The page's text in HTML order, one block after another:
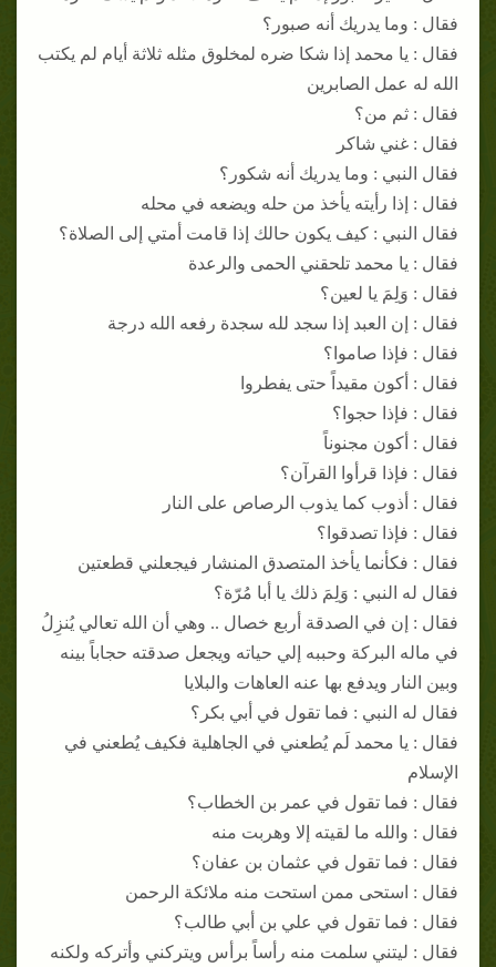
فقال : وما يدريك أنه صبور؟
فقال : يا محمد إذا شكا ضره لمخلوق مثله ثلاثة أيام لم يكتب
الله له عمل الصابرين
فقال : ثم من؟
فقال : غني شاكر
فقال النبي : وما يدريك أنه شكور؟
فقال : إذا رأيته يأخذ من حله ويضعه في محله
فقال النبي : كيف يكون حالك إذا قامت أمتي إلى الصلاة؟
فقال : يا محمد تلحقني الحمى والرعدة
فقال : وَلِمَ يا لعين؟
فقال : إن العبد إذا سجد لله سجدة رفعه الله درجة
فقال : فإذا صاموا؟
فقال : أكون مقيداً حتى يفطروا
فقال : فإذا حجوا؟
فقال : أكون مجنوناً
فقال : فإذا قرأوا القرآن؟
فقال : أذوب كما يذوب الرصاص على النار
فقال : فإذا تصدقوا؟
فقال : فكأنما يأخذ المتصدق المنشار فيجعلني قطعتين
فقال له النبي : وَلِمَ ذلك يا أبا مُرّة؟
فقال : إن في الصدقة أربع خصال .. وهي أن الله تعالي يُنزِلُ
في ماله البركة وحببه إلي حياته ويجعل صدقته حجاباً بينه
وبين النار ويدفع بها عنه العاهات والبلايا
فقال له النبي : فما تقول في أبي بكر؟
فقال : يا محمد لَم يُطعني في الجاهلية فكيف يُطعني في
الإسلام
فقال : فما تقول في عمر بن الخطاب؟
فقال : والله ما لقيته إلا وهربت منه
فقال : فما تقول في عثمان بن عفان؟
فقال : استحى ممن استحت منه ملائكة الرحمن
فقال : فما تقول في علي بن أبي طالب؟
فقال : ليتني سلمت منه رأساً برأس ويتركني وأتركه ولكنه